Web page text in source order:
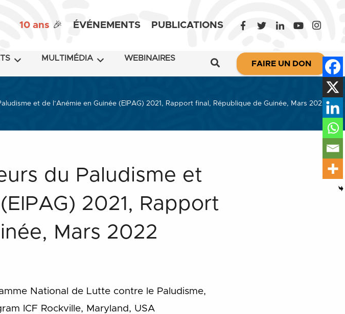
10 ans 🎉 ÉVÉNEMENTS PUBLICATIONS
MULTIMÉDIA WEBINAIRES
FAIRE UN DON
et de l’Anémie en Guinée (EIPAG) 2021, Rapport final, République de Guinée, Mars 2022
du Paludisme et
2021, Rapport
Mars 2022
National de Lutte contre le Paludisme,
ICF Rockville, Maryland, USA